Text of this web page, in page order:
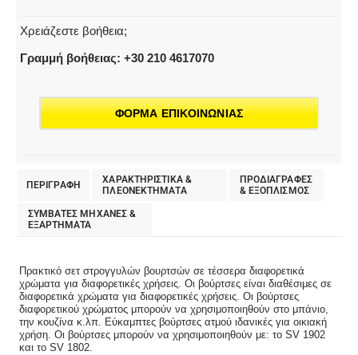
Χρειάζεστε βοήθεια;
Γραμμή βοήθειας: +30 210 4617070
ΦΟΡΜΑ ΕΠΙΚΟΙΝΩΝΙΑΣ
ΠΕΡΙΓΡΑΦΗ
ΧΑΡΑΚΤΗΡΙΣΤΙΚΑ &
ΠΛΕΟΝΕΚΤΗΜΑΤΑ
ΠΡΟΔΙΑΓΡΑΦΕΣ
& EΞΟΠΛΙΣΜΟΣ
ΣΥΜΒΑΤΕΣ ΜΗΧΑΝΕΣ &
ΕΞΑΡΤΗΜΑΤΑ
Πρακτικό σετ στρογγυλών βουρτσών σε τέσσερα διαφορετικά
χρώματα για διαφορετικές χρήσεις. Οι βούρτσες είναι διαθέσιμες σε
διαφορετικά χρώματα για διαφορετικές χρήσεις. Οι βούρτσες
διαφορετικού χρώματος μπορούν να χρησιμοποιηθούν στο μπάνιο,
την κουζίνα κ.λπ. Εύκαμπτες βούρτσες ατμού ιδανικές για οικιακή
χρήση. Οι βούρτσες μπορούν να χρησιμοποιηθούν με: το SV 1902
και το SV 1802.